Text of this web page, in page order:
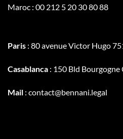
Maroc : 00 212 5 20 30 80 88
Paris : 80 avenue Victor Hugo
Casablanca : 150 Bld Bourgogne
Mail : contact@bennani.legal